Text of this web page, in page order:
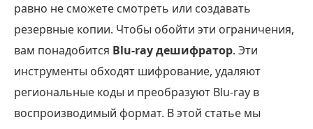
равно не сможете смотреть или создавать
резервные копии. Чтобы обойти эти ограничения,
вам понадобится Blu-ray дешифратор. Эти
инструменты обходят шифрование, удаляют
региональные коды и преобразуют Blu-ray в
воспроизводимый формат. В этой статье мы